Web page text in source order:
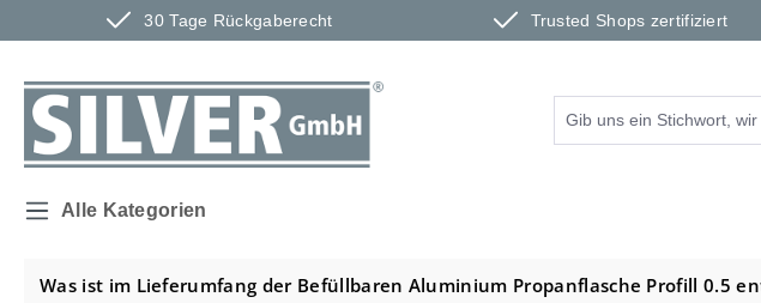
30 Tage Rückgaberecht Trusted Shops zertifiziert
Hauptinhalt springen
Zur Suche springen
Zur Hauptnavigation springen
Alle Kategorien
Was ist im Lieferumfang der Befüllbaren Aluminium Propanflasche Profill 0.5